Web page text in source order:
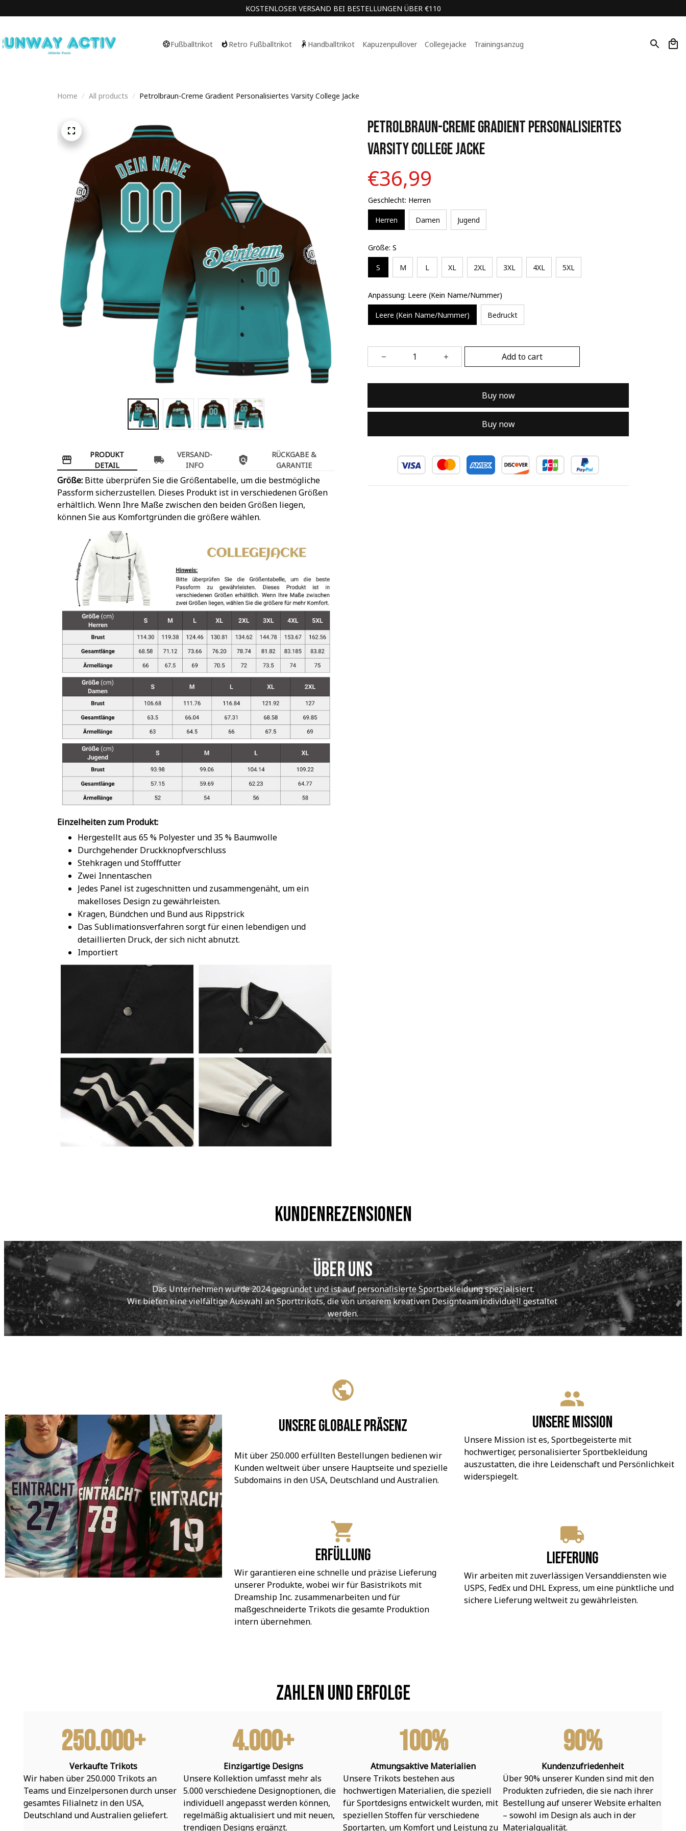
KOSTENLOSER VERSAND BEI BESTELLUNGEN ÜBER €110
Fußballtrikot Retro Fußballtrikot Handballtrikot Kapuzenpullover Collegejacke Trainingsanzug
Home All products Petrolbraun-Creme Gradient Personalisiertes Varsity College Jacke
PRODUKT
DETAIL
VERSAND-
INFO
RÜCKGABE &
GARANTIE
Größe: Bitte überprüfen Sie die Größentabelle, um die bestmögliche
Passform sicherzustellen. Dieses Produkt ist in verschiedenen Größen
erhältlich. Wenn Ihre Maße zwischen den beiden Größen liegen,
können Sie aus Komfortgründen die größere wählen.
Einzelheiten zum Produkt:
Hergestellt aus 65 % Polyester und 35 % Baumwolle
Durchgehender Druckknopfverschluss
Stehkragen und Stofffutter
Zwei Innentaschen
Jedes Panel ist zugeschnitten und zusammengenäht, um ein
makelloses Design zu gewährleisten.
Kragen, Bündchen und Bund aus Rippstrick
Das Sublimationsverfahren sorgt für einen lebendigen und
detaillierten Druck, der sich nicht abnutzt.
Importiert
Petrolbraun-Creme Gradient Personalisiertes
Varsity College Jacke
€36,99
Geschlecht: Herren
Herren Damen Jugend
Größe: S
S M L XL 2XL 3XL 4XL 5XL
Anpassung: Leere (Kein Name/Nummer)
Leere (Kein Name/Nummer) Bedruckt
Add to cart
Buy now
Buy now
Kundenrezensionen
Über uns
Das Unternehmen wurde 2024 gegründet und ist auf personalisierte Sportbekleidung spezialisiert.
Wir bieten eine vielfältige Auswahl an Sporttrikots, die von unserem kreativen Designteam individuell gestaltet
werden.
Unsere globale Präsenz
Mit über 250.000 erfüllten Bestellungen bedienen wir
Kunden weltweit über unsere Hauptseite und spezielle
Subdomains in den USA, Deutschland und Australien.
Erfüllung
Wir garantieren eine schnelle und präzise Lieferung
unserer Produkte, wobei wir für Basistrikots mit
Dreamship Inc. zusammenarbeiten und für
maßgeschneiderte Trikots die gesamte Produktion
intern übernehmen.
Unsere Mission
Unsere Mission ist es, Sportbegeisterte mit
hochwertiger, personalisierter Sportbekleidung
auszustatten, die ihre Leidenschaft und Persönlichkeit
widerspiegelt.
Lieferung
Wir arbeiten mit zuverlässigen Versanddiensten wie
USPS, FedEx und DHL Express, um eine pünktliche und
sichere Lieferung weltweit zu gewährleisten.
Zahlen und Erfolge
250.000+
Verkaufte Trikots
Wir haben über 250.000 Trikots an
Teams und Einzelpersonen durch unser
gesamtes Filialnetz in den USA,
Deutschland und Australien geliefert.
4.000+
Einzigartige Designs
Unsere Kollektion umfasst mehr als
5.000 verschiedene Designoptionen, die
individuell angepasst werden können,
regelmäßig aktualisiert und mit neuen,
trendigen Designs ergänzt.
100%
Atmungsaktive Materialien
Unsere Trikots bestehen aus
hochwertigen Materialien, die speziell
für Sportdesigns entwickelt wurden, mit
speziellen Stoffen für verschiedene
Sportarten, um Komfort und Leistung zu
90%
Kundenzufriedenheit
Über 90% unserer Kunden sind mit den
Produkten zufrieden, die sie nach ihrer
Bestellung auf unserer Website erhalten
– sowohl im Design als auch in der
Materialqualität.